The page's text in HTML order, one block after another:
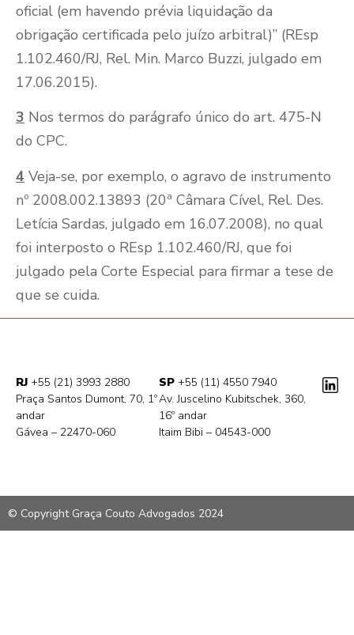
oficial (em havendo prévia liquidação da
obrigação certificada pelo juízo arbitral)” (REsp
1.102.460/RJ, Rel. Min. Marco Buzzi, julgado em
17.06.2015).
3 Nos termos do parágrafo único do art. 475-N
do CPC.
4 Veja-se, por exemplo, o agravo de instrumento
nº 2008.002.13893 (20ª Câmara Cível, Rel. Des.
Letícia Sardas, julgado em 16.07.2008), no qual
foi interposto o REsp 1.102.460/RJ, que foi
julgado pela Corte Especial para firmar a tese de
que se cuida.
RJ +55 (21) 3993 2880
Praça Santos Dumont, 70, 1º
andar
Gávea – 22470-060
SP +55 (11) 4550 7940
Av. Juscelino Kubitschek, 360,
16º andar
Itaim Bibi – 04543-000
© Copyright Graça Couto Advogados 2024